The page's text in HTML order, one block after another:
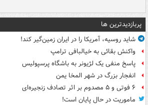
پربازدیدترین ها
شاید روسیه، آمریکا را در ایران زمین‌گیر کند!
واکنش بقائی به خیالبافی ترامپ
پاسخ منفی یک لژیونر به باشگاه پرسپولیس
انفجار بزرگ در شهر المخا یمن
۶ فوتی و ۵ مصدوم بر اثر تصادف زنجیره‌ای
ماموریت در حال پایان است!